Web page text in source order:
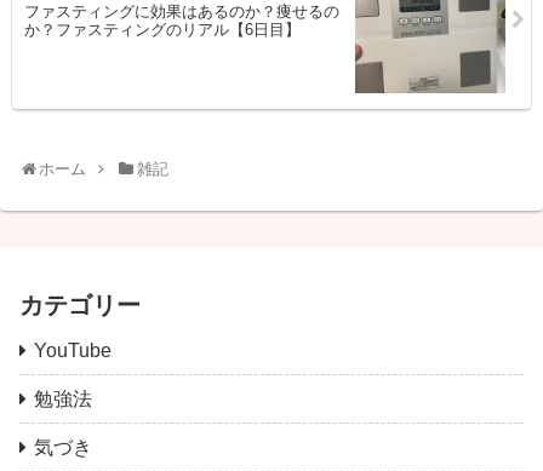
ファスティングに効果はあるのか？痩せるの
か？ファスティングのリアル【6日目】
ホーム 雑記
カテゴリー
YouTube
勉強法
気づき